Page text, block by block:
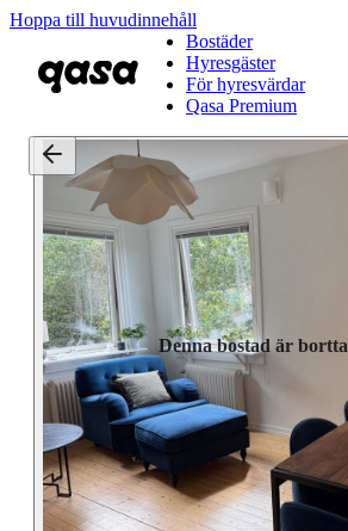
Hoppa till huvudinnehåll
Bostäder
Hyresgäster
För hyresvärdar
Qasa Premium
Denna bostad är